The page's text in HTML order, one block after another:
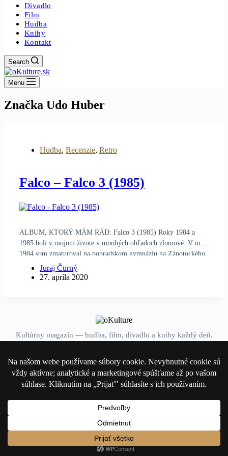
Divadlo
Film
Hudba
Knihy
Kontakt
Search
Menu
Značka Udo Huber
Hudba, Recenzie, Retro
Falco – Falco 3 (1985)
ALBUM, KTORÝ MÁM RÁD: Falco 3 (1985) Roky 1984 a
1985 boli v mojom živote v mnohých ohľadoch zlomové. V máji
1984 som zmaturoval na popradskom gymnáziu na Zápotockého
ulici (vtedy) resp. Dominika Tatarku (teraz). V septembri toho
istého roka…
Juraj Čurný
27. apríla 2020
Kultúrny magazín — hudba, film, divadlo a knihy každý deň.
Divadlo
Film
Hudba
Kontakt
© 2026 oKulture.sk — Všetky práva vyhradené ·